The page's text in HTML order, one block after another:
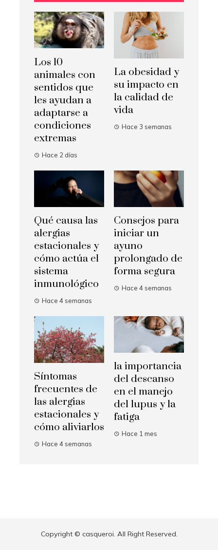
Los 10
animales con
sentidos que
les ayudan a
adaptarse a
condiciones
extremas
Hace 2 días
La obesidad y
su impacto en
la calidad de
vida
Hace 3 semanas
Qué causa las
alergias
estacionales y
cómo actúa el
sistema
inmunológico
Hace 4 semanas
Consejos para
iniciar un
ayuno
prolongado de
forma segura
Hace 4 semanas
Síntomas
frecuentes de
las alergias
estacionales y
cómo aliviarlos
Hace 4 semanas
la importancia
del descanso
en el manejo
del lupus y la
fatiga
Hace 1 mes
Copyright © casqueroi. All Right Reserved.